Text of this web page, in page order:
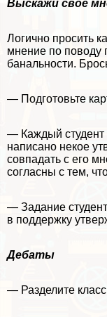
Выскажи свое
Логично просить
мнение по поводу
бaнaльности.
— Подготовьте
— Каждый студент
написано некое
совпадать с его
согласны с тем,
— Задание
в поддержку
Дебаты
— Разделите